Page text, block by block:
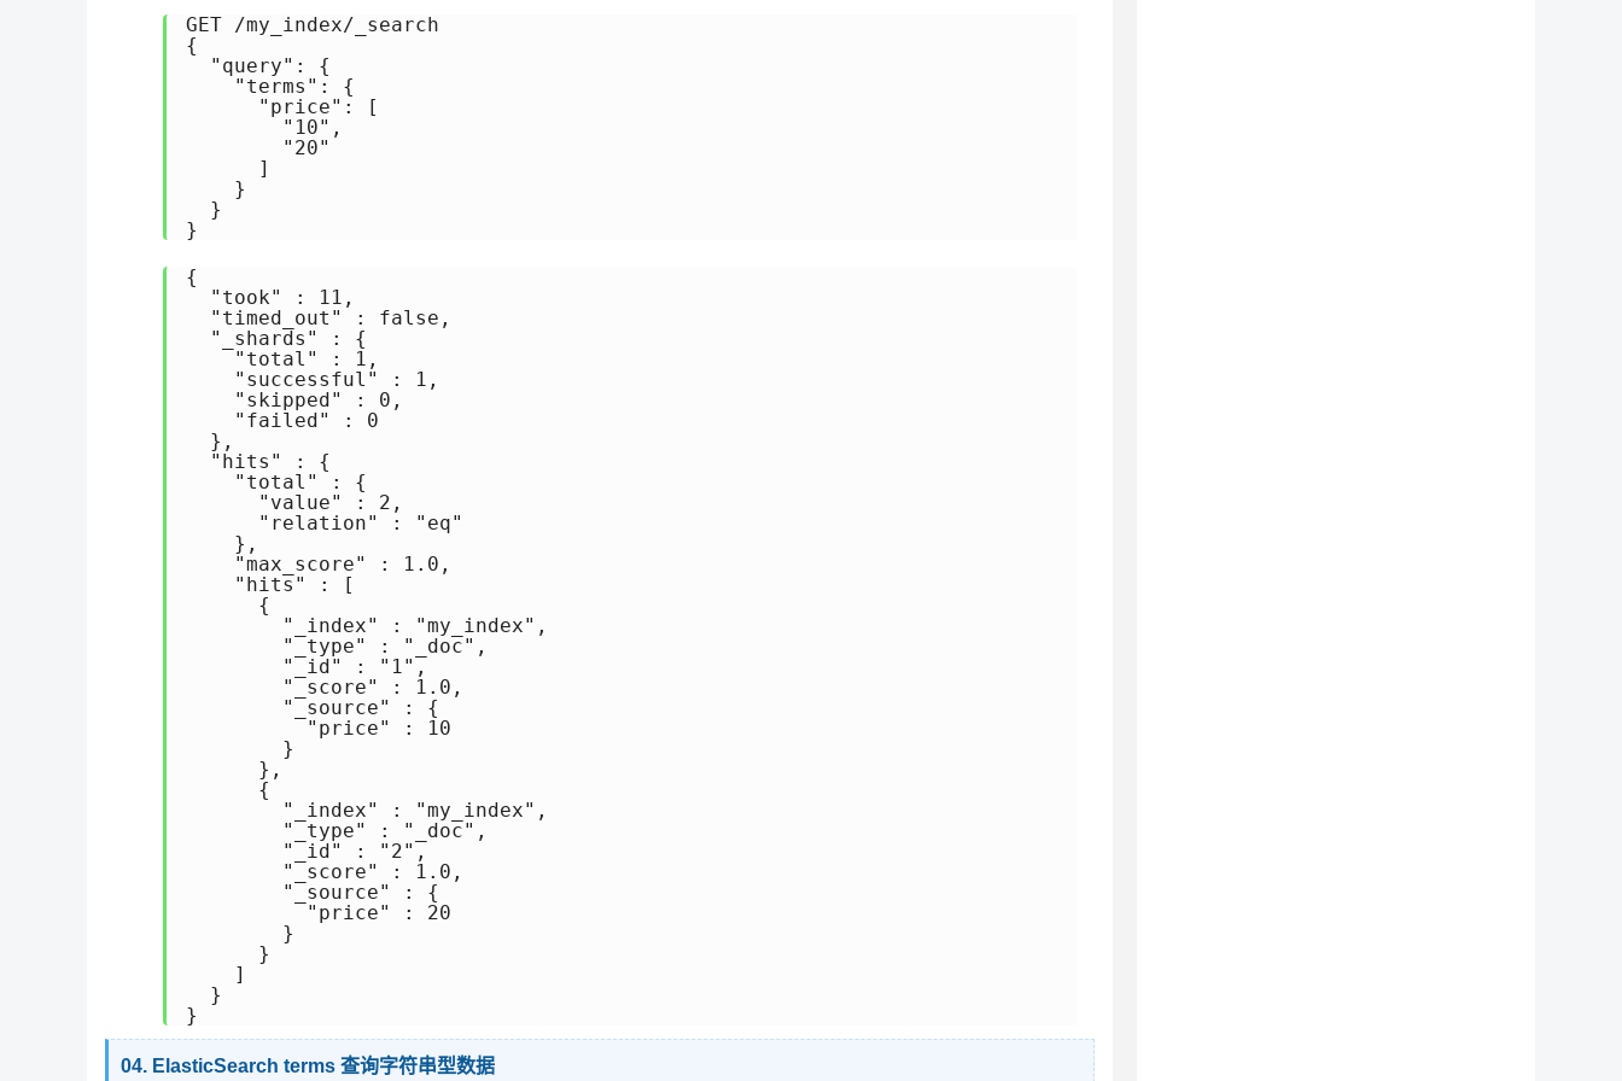
GET /my_index/_search
{
  "query": {
    "terms": {
      "price": [
        "10",
        "20"
      ]
    }
  }
}
{
  "took" : 11,
  "timed_out" : false,
  "_shards" : {
    "total" : 1,
    "successful" : 1,
    "skipped" : 0,
    "failed" : 0
  },
  "hits" : {
    "total" : {
      "value" : 2,
      "relation" : "eq"
    },
    "max_score" : 1.0,
    "hits" : [
      {
        "_index" : "my_index",
        "_type" : "_doc",
        "_id" : "1",
        "_score" : 1.0,
        "_source" : {
          "price" : 10
        }
      },
      {
        "_index" : "my_index",
        "_type" : "_doc",
        "_id" : "2",
        "_score" : 1.0,
        "_source" : {
          "price" : 20
        }
      }
    ]
  }
}
04. ElasticSearch terms 查询字符串型数据